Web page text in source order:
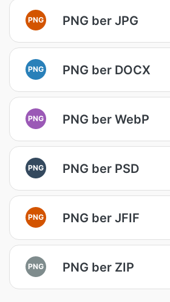
PNG PNG ber JPG
PNG PNG ber DOCX
PNG PNG ber WebP
PNG PNG ber PSD
PNG PNG ber JFIF
PNG PNG ber ZIP